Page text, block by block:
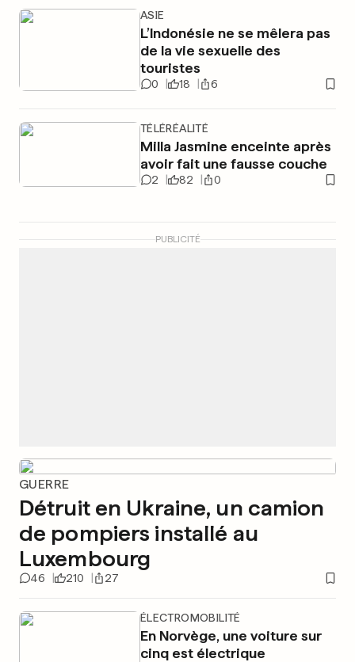
ASIE
L’Indonésie ne se mêlera pas
de la vie sexuelle des
touristes
0 18 6
TÉLÉRÉALITÉ
Milla Jasmine enceinte après
avoir fait une fausse couche
2 82 0
PUBLICITÉ
GUERRE
Détruit en Ukraine, un camion
de pompiers installé au
Luxembourg
46 210 27
ÉLECTROMOBILITÉ
En Norvège, une voiture sur
cinq est électrique